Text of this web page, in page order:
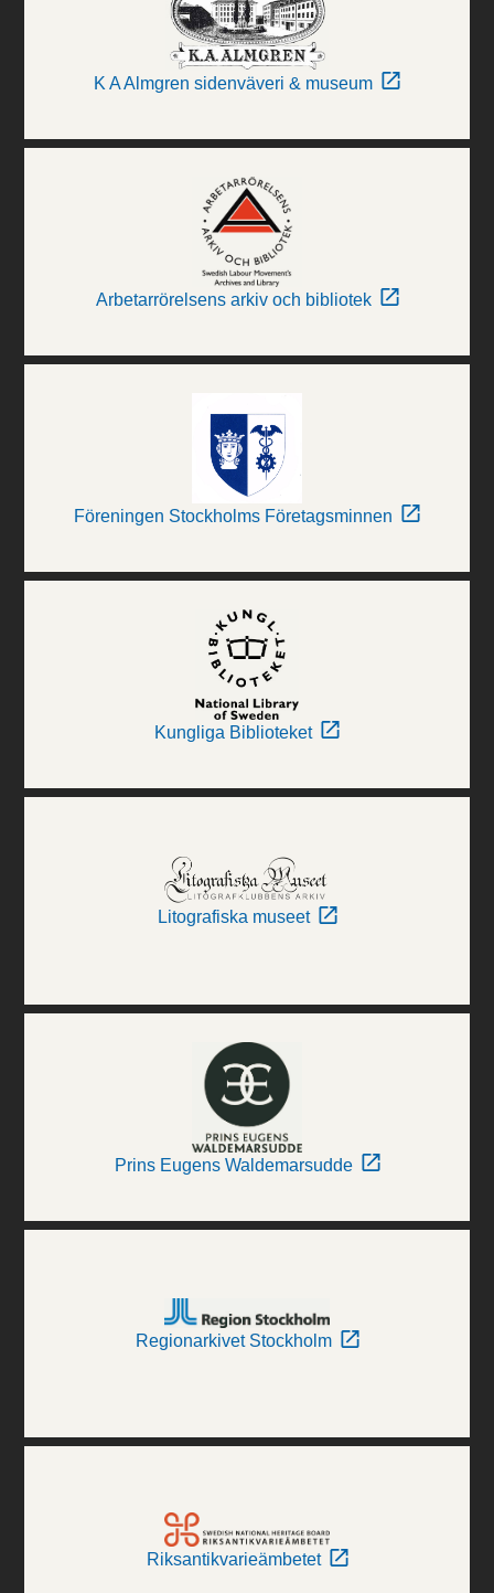
K A Almgren sidenväveri & museum
Arbetarrörelsens arkiv och bibliotek
Föreningen Stockholms Företagsminnen
Kungliga Biblioteket
Litografiska museet
Prins Eugens Waldemarsudde
Regionarkivet Stockholm
Riksantikvarieämbetet